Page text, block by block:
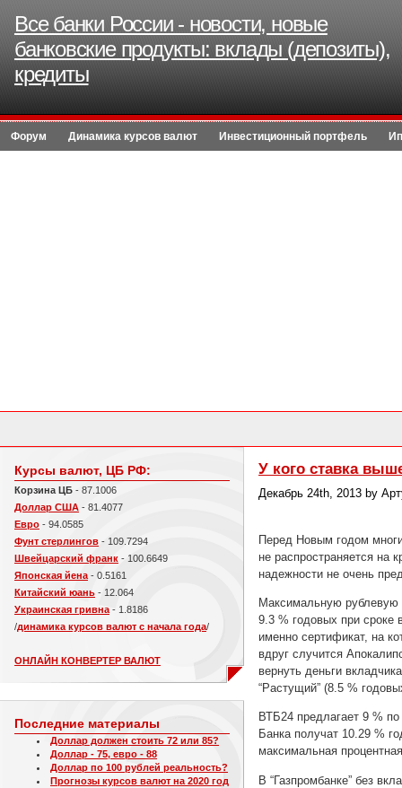
Все банки России - новости, новые
банковские продукты: вклады (депозиты),
кредиты
Форум Динамика курсов валют Инвестиционный портфель
Курсы валют, ЦБ РФ:
Корзина ЦБ - 87.1006
Доллар США - 81.4077
Евро - 94.0585
Фунт стерлингов - 109.7294
Швейцарский франк - 100.6649
Японская йена - 0.5161
Китайский юань - 12.064
Украинская гривна - 1.8186
/динамика курсов валют с начала года/
ОНЛАЙН КОНВЕРТЕР ВАЛЮТ
Последние материалы
Доллар должен стоить 72 или 85?
Доллар - 75, евро - 88
Доллар по 100 рублей реальность?
Прогнозы курсов валют на 2020 год
У кого ставка
Декабрь 24th, 2013 by
Перед Новым годом
не распространяется на
надежности не очень
Максимальную рублевую
9.3 % годовых при
именно сертификат, на
вдруг случится
вернуть деньги
“Растущий” (8.5 %
ВТБ24 предлагает 9 %
Банка получат 10.29 %
максимальная
В “Газпромбанке” без